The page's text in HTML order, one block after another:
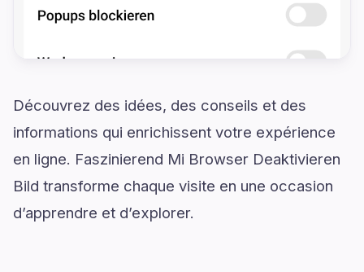
Découvrez des idées, des conseils et des
informations qui enrichissent votre expérience
en ligne. Faszinierend Mi Browser Deaktivieren
Bild transforme chaque visite en une occasion
d’apprendre et d’explorer.